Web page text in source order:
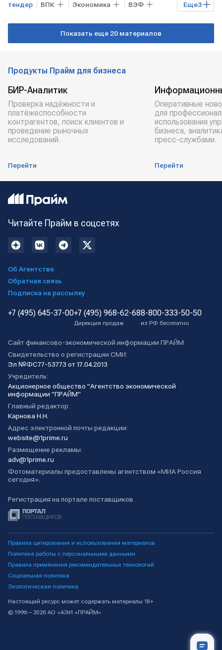
Еще3
тендер ВПК Экономика ВЭФ
РОССИЯ МАЛАЙЗИЯ
авиация
Показать еще 20 материалов
Продукты Прайм для бизнеса
БИР-Аналитик
Проверка надёжности и
платёжеспособности
контрагентов, поиск клиентов и
проведение рыночных
исследований.
Перейти
Оперативные
для
использования
бизнеса,
пресс-службами.
Перейти
Читайте Прайм в соцсетях
Об Агентстве
Обратная связь
Подписка на рассылку
+7 (495) 645-37-00+7 (495) 968-62-68
Дирекция продаж
8-800-333-50-50
из РФ бесплатно
Сайт финансово-экономической информации ПРАЙМ
Свидетельство о регистрации СМИ:
Эл №ФС77-53773 от 17.04.2013
Учредитель:
Акционерное общество "Агентство экономической
информации "ПРАЙМ"
Главный редактор:
Карнова Н.Н.
Адрес электронной почты редакции:
website@1prime.ru
Размещение рекламы:
adv@1prime.ru
Фотоматериалы предоставлены агентством «МИА Россия
сегодня».
Регистрация на портале поставщиков
Правила цитирования и использования материалов
Политика работы с персональными данными
Правила применения рекомендательных технологий
Социальная политика
Экологическая политика
Настоящий ресурс может содержать материалы 18+
© 1996 – 2026 АО «АЭИ «ПРАЙМ»